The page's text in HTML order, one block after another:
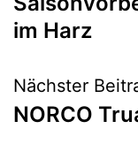
im Harz
Nächster
NORCO